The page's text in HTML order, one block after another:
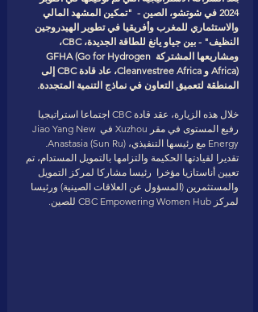
2024 في شوتشو، الصين -  "تمكين المشهد المالي
والاستثماري للمغرب وأفريقيا في تطوير الهيدروجين
النظيف" - بين جياو يانغ للطاقة الجديدة، CBC،
ومشاريعها المشتركة GFHA (Go for Hydrogen
Africa) و Cleanvestree Africa، عاد قادة CBC إلى
المنطقة لتعميق التعاون في نماذج التنمية المتجددة.
خلال هذه الزيارة، عقد قادة CBC اجتماعا استراتيجيا
رفيع المستوى في مقر Xuzhou في Jiao Yang New
تقديرا لقيادتها الحكيمة والتزامها بالتمويل المستدام، تم
تعيين أناستازيا مؤخرا  رئيسا مشاركا لمركز التمويل
والمستثمرين (المسؤول عن العلاقات الصينية) ورئيسا
لمركز CBC Empowering Women Hub للصين.